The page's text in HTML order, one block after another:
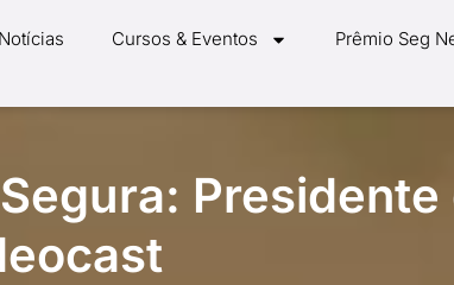
Notícias Cursos & Eventos Prêmio Seg
Presidente